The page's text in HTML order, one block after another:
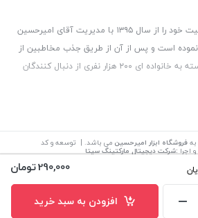
290,000تومان
افزودن به سبد خرید
فروشگاه ابزار امیرحسین فعالیت خود را از سال ۱۳۹۵ با مدیریت آقای امیرحسین
نموده است و پس از آن از طریق جذب مخاطبین از
طریق صفحه اینستاگرام توانسته به خانواده ای ۲۰۰ هزار نفری از دنبال کنندگان
فروشگاه ابزار امیرحسین می باشد. | توسعه و کد
اجرا :شرکت دیجیتال مارکتینگ سپتا